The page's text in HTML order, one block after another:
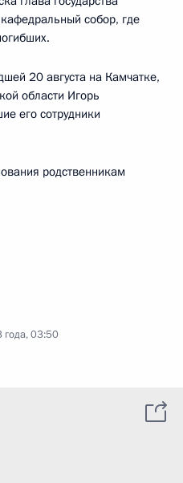
собор, где
20 августа на Камчатке,
области Игорь
его сотрудники
родственникам
года, 03:50